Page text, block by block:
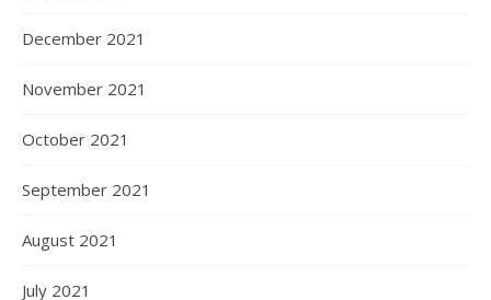
December 2021
November 2021
October 2021
September 2021
August 2021
July 2021